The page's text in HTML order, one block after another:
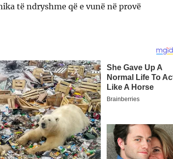
të ndryshme që e vunë në provë